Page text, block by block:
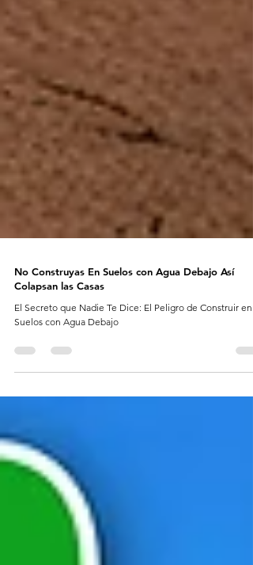
No Construyas En Suelos con Agua Debajo Así
Colapsan las Casas
Suelos con Agua Debajo